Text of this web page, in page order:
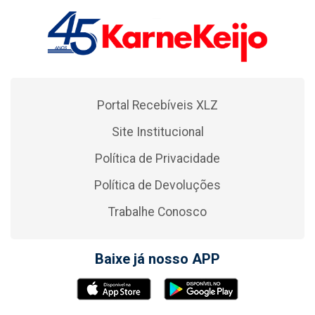
Portal Recebíveis XLZ
Site Institucional
Política de Privacidade
Política de Devoluções
Trabalhe Conosco
Baixe já nosso APP